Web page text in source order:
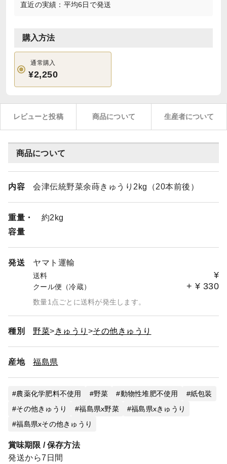
直近の実績：平均6日で発送
購入方法
通常購入
¥2,250
レビューと投稿 商品について 生産者について
商品について
内容 会津伝統野菜余蒔きゅうり2kg（20本前後）
重量・
容量
約2kg
発送 ヤマト運輸
送料 ¥
クール便（冷蔵） + ¥ 330
数量1点ごとに送料が発生します。
種別 野菜 きゅうり その他きゅうり
産地 福島県
農薬化学肥料不使用 野菜 動物性堆肥不使用
紙包装
その他きゅうり
福島県x野菜
福島県xきゅうり
福島県xその他きゅうり
賞味期限 / 保存方法
発送から7日間